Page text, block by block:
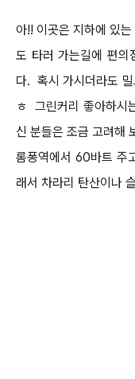
아!! 이곳은 지하에 있
도 타러 가는길에 편의
다. 혹시 가시더라도
ㅎ 그린커리 좋아하시
신 분들은 조금 고려해
롬퐁역에서 60바트 주
래서 차라리 탄산이나